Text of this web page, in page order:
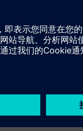
对西门子 Xcelerator
过集成西门子
解决方案